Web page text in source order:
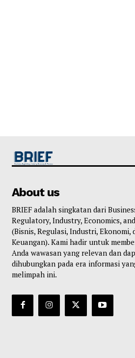
About us
BRIEF adalah singkatan dari
Regulatory, Industry, Economics,
(Bisnis, Regulasi, Industri, Ekonomi,
Keuangan). Kami hadir untuk
Anda wawasan yang relevan dan
dihubungkan pada era informasi
melimpah ini.